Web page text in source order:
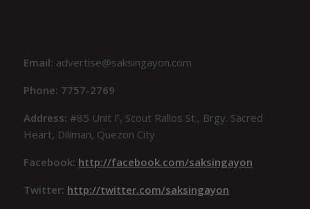
Email: advertise@saksingayon.com
Phone: 7757-2769
Address:#85 Unit F, Scout Rallos St., Brgy. Sacred
Heart, Diliman, Quezon City
Facebook: http://facebook.com/saksingayon
Twitter: http://twitter.com/saksingayon